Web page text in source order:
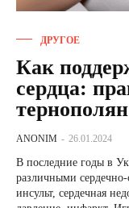
ДРУГОЕ
Как
сердца:
тернополян
ANONIM - 26.01.2024
В последние годы в
различными
инсульт, сердечная